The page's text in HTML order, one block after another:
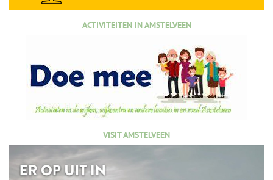
ACTIVITEITEN IN AMSTELVEEN
VISIT AMSTELVEEN